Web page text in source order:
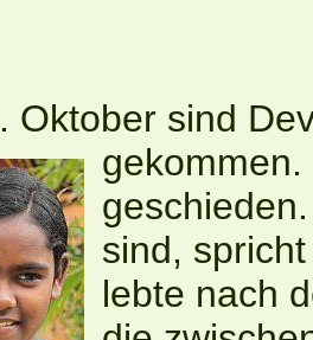
Oktober sind
gekommen.
sind,
lebte nach